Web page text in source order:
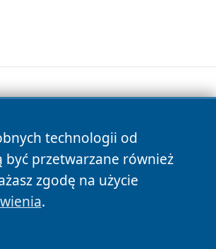
technologii od
być przetwarzane również
zgodę na użycie
.